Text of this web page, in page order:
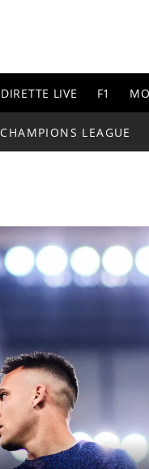
DIRETTE LIVE F1
CHAMPIONS LEAGUE